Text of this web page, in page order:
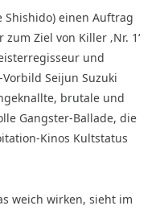
Shishido) einen Auftrag
Ziel von Killer ‚Nr. 1‘
und
Seijun Suzuki
brutale und
Gangster-Ballade, die
Kinos Kultstatus
weich wirken, sieht im